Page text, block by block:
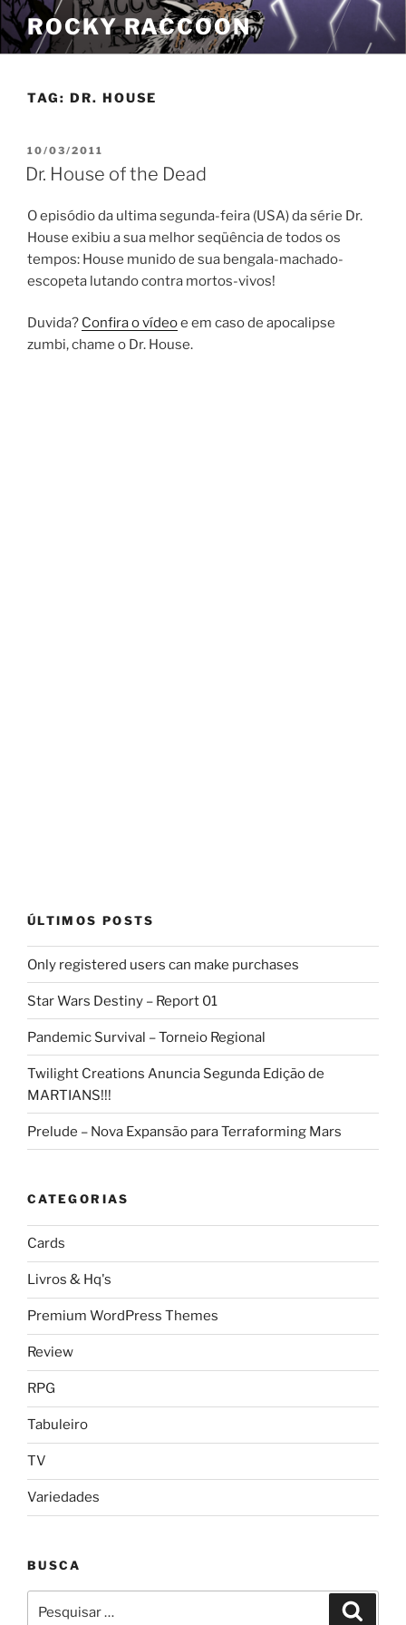
Pular
para
o
ROCKY RACCOON
TAG: DR. HOUSE
PUBLICADO
EM
10/03/2011
Dr. House of the Dead
O episódio da ultima segunda-feira (USA) da série Dr.
House exibiu a sua melhor seqüência de todos os
tempos: House munido de sua bengala-machado-
escopeta lutando contra mortos-vivos!
Duvida? Confira o vídeoe em caso de apocalipse
zumbi, chame o Dr. House.
ÚLTIMOS POSTS
Only registered users can make purchases
Star Wars Destiny – Report 01
Pandemic Survival – Torneio Regional
Twilight Creations Anuncia Segunda Edição de
MARTIANS!!!
Prelude – Nova Expansão para Terraforming Mars
CATEGORIAS
Cards
Livros & Hq's
Premium WordPress Themes
Review
RPG
Tabuleiro
TV
Variedades
BUSCA